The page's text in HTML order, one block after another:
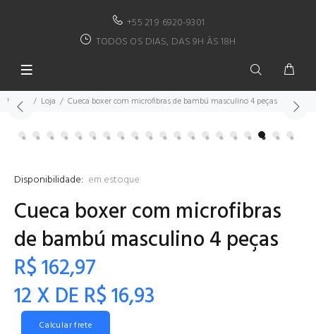
+55 21 9 6920-9301
TODOS OS DIAS, DAS 9H ÀS 18H
Home Loja Cueca boxer com microfibras de bambú masculino 4 peças
Disponibilidade: em estoque
Cueca boxer com microfibras
de bambú masculino 4 peças
R$ 162,97
12 X DE R$ 16,93
Calcular frete